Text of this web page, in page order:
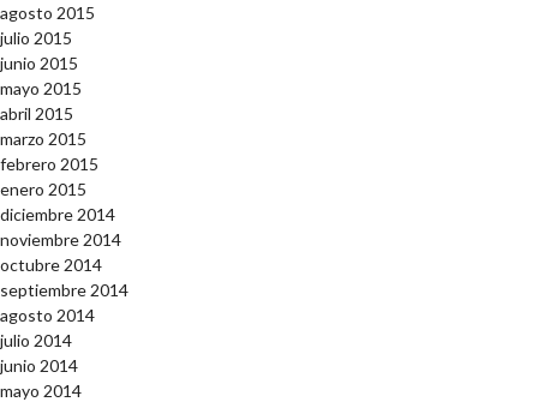
agosto 2015
julio 2015
junio 2015
mayo 2015
abril 2015
marzo 2015
febrero 2015
enero 2015
diciembre 2014
noviembre 2014
octubre 2014
septiembre 2014
agosto 2014
julio 2014
junio 2014
mayo 2014